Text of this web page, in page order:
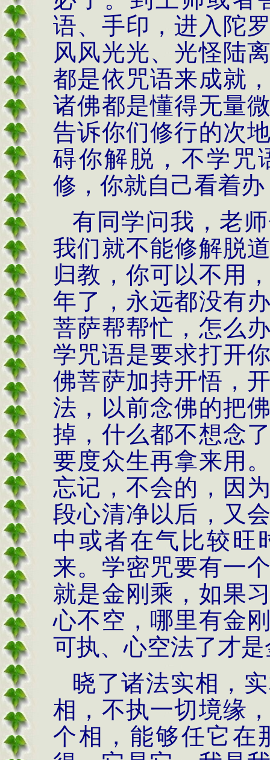
语、手印，进入陀
风风光光、光怪陆
都是依咒语来成就
诸佛都是懂得无量
告诉你们修行的次
碍你解脱，不学咒
修，你就自己看着办
有同学问我，老
我们就不能修解脱
归教，你可以不用
年了，永远都没有
菩萨帮帮忙，怎么
学咒语是要求打开
佛菩萨加持开悟，
法，以前念佛的把
掉，什么都不想念
要度众生再拿来用
忘记，不会的，因
段心清净以后，又
中或者在气比较旺
来。学密咒要有一
就是金刚乘，如果
心不空，哪里有金
可执、心空法了才
晓了诸法实相，
相，不执一切境缘
个相，能够任它在